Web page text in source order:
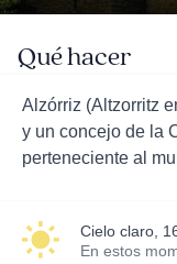
Qué hacer
Alzórriz (Altzorritz
y un concejo de la
perteneciente al
cielo claro,
En estos